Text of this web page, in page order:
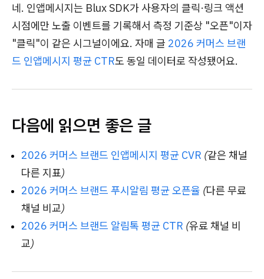
네. 인앱메시지는 Blux SDK가 사용자의 클릭·링크 액션
시점에만 노출 이벤트를 기록해서 측정 기준상 "오픈"이자
"클릭"이 같은 시그널이에요. 자매 글 2026 커머스 브랜
드 인앱메시지 평균 CTR도 동일 데이터로 작성됐어요.
다음에 읽으면 좋은 글
2026 커머스 브랜드 인앱메시지 평균 CVR (같은 채널
다른 지표)
2026 커머스 브랜드 푸시알림 평균 오픈율 (다른 무료
채널 비교)
2026 커머스 브랜드 알림톡 평균 CTR (유료 채널 비
교)